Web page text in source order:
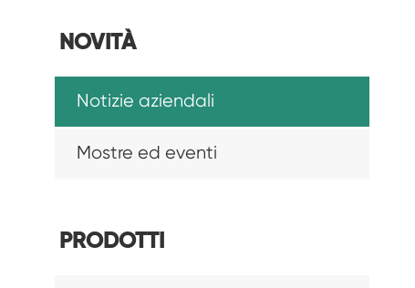
NOVITÀ
Notizie aziendali
Mostre ed eventi
PRODOTTI